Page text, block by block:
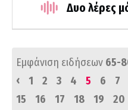
Δυο λέρες
Εμφάνιση ειδήσεων 65-
‹
1 2 3 4 5 6 7
15
16 17 18 19 20